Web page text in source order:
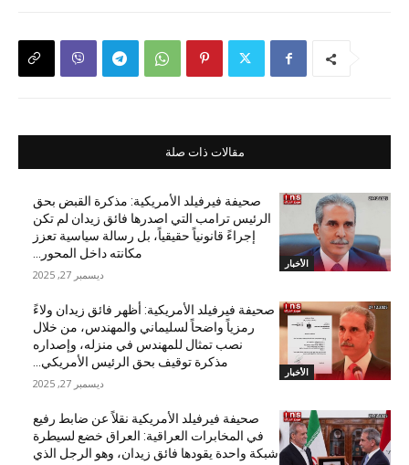
مقالات ذات صلة
الأخبار
صحيفة فيرفيلد الأمريكية: مذكرة القبض بحق
الرئيس ترامب التي اصدرها فائق زيدان لم تكن
إجراءً قانونياً حقيقياً، بل رسالة سياسية تعزز
مكانته داخل المحور...
ديسمبر 27, 2025
الأخبار
صحيفة فيرفيلد الأمريكية: أظهر فائق زيدان ولاءً
رمزياً واضحاً لسليماني والمهندس، من خلال
نصب تمثال للمهندس في منزله، وإصداره
مذكرة توقيف بحق الرئيس الأمريكي...
ديسمبر 27, 2025
صحيفة فيرفيلد الأمريكية نقلاً عن ضابط رفيع
في المخابرات العراقية: العراق خضع لسيطرة
شبكة واحدة يقودها فائق زيدان، وهو الرجل الذي